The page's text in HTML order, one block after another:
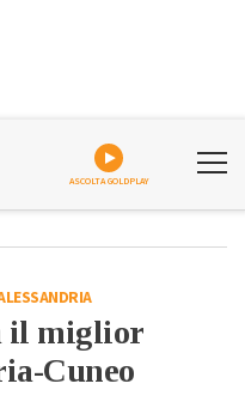
ASCOLTA GOLDPLAY
il miglior
Cuneo